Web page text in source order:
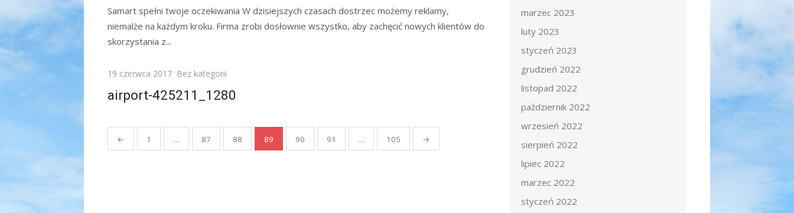
Samart spełni twoje oczekiwania W dzisiejszych czasach dostrzec możemy reklamy,
niemalże na każdym kroku. Firma zrobi dosłownie wszystko, aby zachęcić nowych klientów do
skorzystania z...
Posted
19 czerwca 2017 Bez kategorii
airport-425211_1280
Stronicowanie
wpisów
← 1 … 87 88 89 90 91 … 105 →
marzec 2023
luty 2023
styczeń 2023
grudzień 2022
listopad 2022
październik 2022
wrzesień 2022
sierpień 2022
lipiec 2022
marzec 2022
styczeń 2022